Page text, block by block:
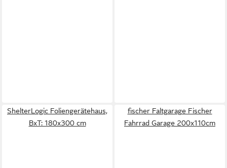
ShelterLogic Foliengerätehaus,
BxT: 180x300 cm
fischer Faltgarage Fischer
Fahrrad Garage 200x110cm